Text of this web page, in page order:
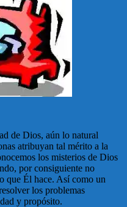
de Dios, aún lo natural
atribuyan tal mérito a la
los misterios de Dios
por consiguiente no
que Él hace. Así como un
los problemas
y propósito.